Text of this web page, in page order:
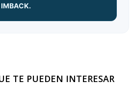
TE PUEDEN INTERESAR